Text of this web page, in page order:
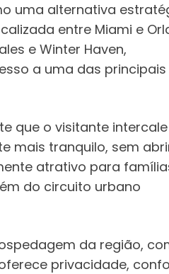
uma alternativa
entre Miami e
e Winter Haven,
a uma das principais
que o visitante
mais tranquilo, sem
atrativo para
do circuito urbano
da região,
privacidade,